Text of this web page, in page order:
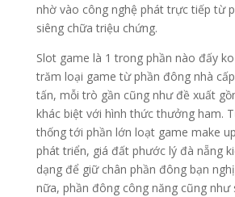
nhờ vào công nghệ phát trực tiếp từ
siêng chữa triệu chứng.
Slot game là 1 trong phần nào đấy
trăm loại game từ phần đông nhà
tấn, mỗi trò gần cũng như đề xuất
khác biệt với hình thức thưởng ham.
thống tới phần lớn loạt game make
phát triển, giá đất phước lý đà nẵng
dạng để giữ chân phần đông bạn
nữa, phần đông công năng cũng như